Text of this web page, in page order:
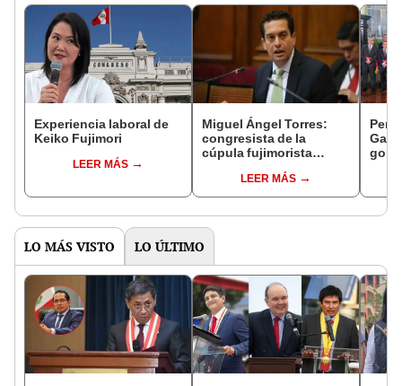
Experiencia laboral de
Keiko Fujimori
LEER MÁS
Miguel Ángel Torres:
congresista de la
cúpula fujimorista
del SenadoLEER MÁS
LO MÁS VISTO LO ÚLTIMO